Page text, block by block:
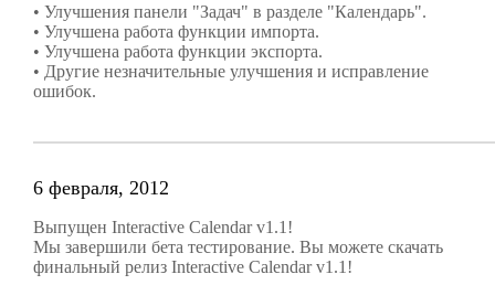
• Улучшения панели "Задач" в разделе "Календарь".
• Улучшена работа функции импорта.
• Улучшена работа функции экспорта.
• Другие незначительные улучшения и исправление
ошибок.
6 февраля, 2012
Выпущен Interactive Calendar v1.1!
Мы завершили бета тестирование. Вы можете скачать
финальный релиз Interactive Calendar v1.1!